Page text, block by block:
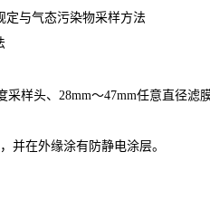
定与气态污染物采样方法
采样头、 28mm～47mm任意直径滤
并在外缘涂有防静电涂层。